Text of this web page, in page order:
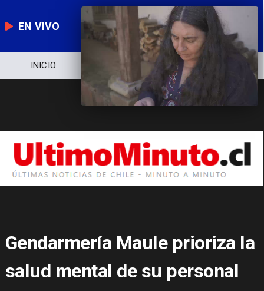
EN VIVO
INICIO NOTICIERO
Gendarmería Maule prioriza la
salud mental de su personal